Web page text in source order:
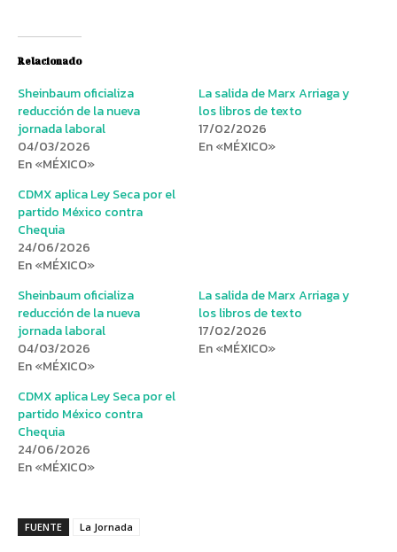
Relacionado
Sheinbaum oficializa
reducción de la nueva
jornada laboral
04/03/2026
En «MÉXICO»
La salida de Marx Arriaga y
los libros de texto
17/02/2026
En «MÉXICO»
CDMX aplica Ley Seca por el
partido México contra
Chequia
24/06/2026
En «MÉXICO»
Sheinbaum oficializa
reducción de la nueva
jornada laboral
04/03/2026
En «MÉXICO»
La salida de Marx Arriaga y
los libros de texto
17/02/2026
En «MÉXICO»
CDMX aplica Ley Seca por el
partido México contra
Chequia
24/06/2026
En «MÉXICO»
FUENTE La Jornada